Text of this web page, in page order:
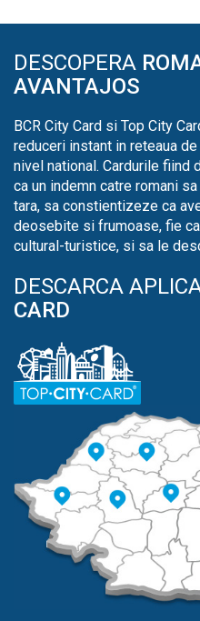
DESCOPERA
AVANTAJOS
BCR City Card si Top City
reduceri instant in reteaua
nivel national. Cardurile fiind
ca un indemn catre romani
tara, sa constientizeze ca
deosebite si frumoase, fie
cultural-turistice, si sa le
DESCARCA
CARD